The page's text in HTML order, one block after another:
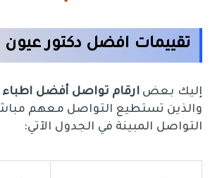
تقييمات افضل دكتور
إليك بعضارقام تواصل أفضل
والذين تستطيع التواصل معهم
التواصل المبينة في الجدول الآتي: